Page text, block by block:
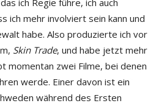
ich mehr involviert sein kann und
habe. Also produzierte ich vor
Skin Trade, und habe jetzt mehr
momentan zwei Filme, bei denen
werde. Einer davon ist ein
während des Ersten